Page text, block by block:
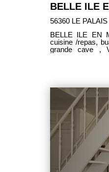
56360 LE PALAIS
BELLE ILE EN MER LE PALAIS APPARTEMENT VENDU 1
cuisine /repas,
grande cave , VOUS AUSSI SOUHAITEZ VENDRE VOTRE BIEN, NOUS